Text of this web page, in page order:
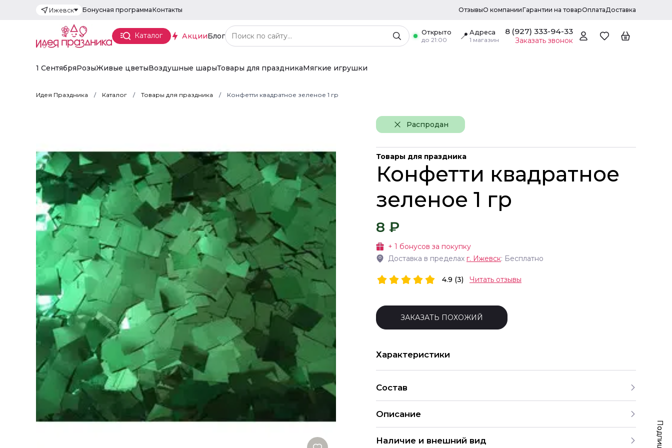
Ижевск Бонусная программаКонтакты ОтзывыО компанииГарантии на товарОплатаДоставка
Каталог АкцииБлог
Открыто
до 21:00
📍 Адреса
1 магазин
8 (927) 333-94-33
Заказать звонок
1 СентябряРозыЖивые цветыВоздушные шарыТовары для праздникаМягкие игрушки
Идея Праздника Каталог Товары для праздника Конфетти квадратное зеленое 1 гр
Распродан
Товары для праздника
Конфетти квадратное
зеленое 1 гр
8 ₽
+ 1 бонусов за покупку
Доставка в пределах г. Ижевск: Бесплатно
4.9 (3) Читать отзывы
ЗАКАЗАТЬ ПОХОЖИЙ
Характеристики
Состав
Описание
Наличие и внешний вид